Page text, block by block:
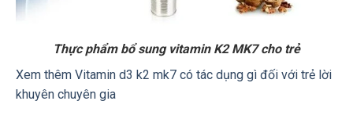
Thực phẩm bổ sung vitamin K2 MK7 cho trẻ
Xem thêm Vitamin d3 k2 mk7 có tác dụng gì đối với trẻ lời
khuyên chuyên gia